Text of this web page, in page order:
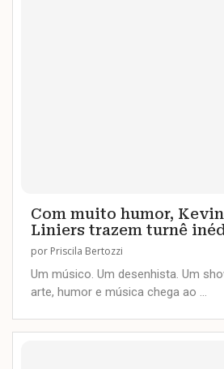
Com muito humor,
Liniers trazem turnê
por Priscila Bertozzi
Um músico. Um desenhista. Um
arte, humor e música chega ao …